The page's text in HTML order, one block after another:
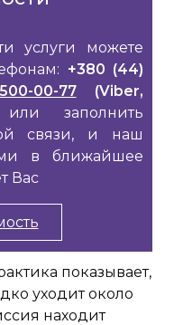
услуги можете
+380 (44)
00-77(Viber,
заполнить
связи, и наш
в ближайшее
Вас
показывает,
уходит около
находит